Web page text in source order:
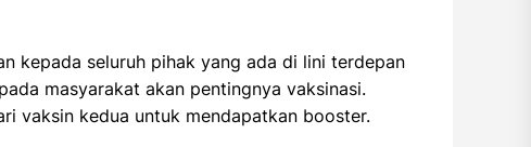
kepada seluruh pihak yang ada di lini terdepan
masyarakat akan pentingnya vaksinasi.
vaksin kedua untuk mendapatkan booster.